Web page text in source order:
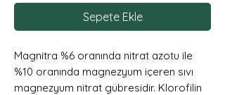
Sepete Ekle
Magnitra %6 oranında nitrat azotu ile
%10 oranında magnezyum içeren sıvı
magnezyum nitrat gübresidir. Klorofilin